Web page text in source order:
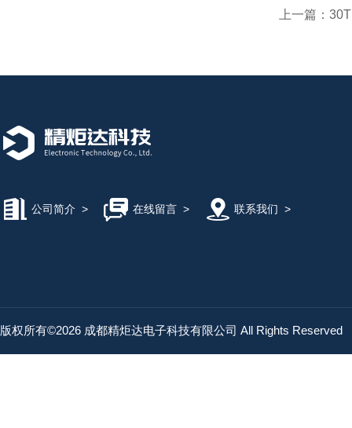
上一篇：
公司简介 > 在线留言> 联系我们 >
版权所有©2026 成都精炬达电子科技有限公司 All Rights Reserved